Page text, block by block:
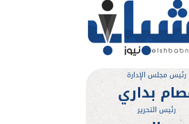
رئيس مجلس الإدارة
بداري
رئيس التحرير